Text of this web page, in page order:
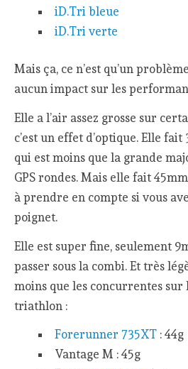
iD.Tri bleue
iD.Tri verte
Mais ça, ce n’est qu’un
aucun impact sur les
Elle a l’air assez grosse sur
c’est un effet d’optique. Elle
qui est moins que la grande
GPS rondes. Mais elle fait
à prendre en compte si vous
poignet.
Elle est super fine, seulement
passer sous la combi. Et très
moins que les concurrentes sur
triathlon :
Forerunner 735XT : 44g
Vantage M : 45g